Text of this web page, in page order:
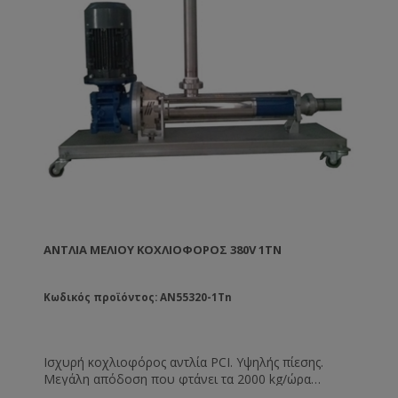
ΑΝΤΛΊΑ ΜΕΛΙΟΎ ΚΟΧΛΙΟΦΌΡΟΣ 380V 1TN
Κωδικός προϊόντος: AN55320-1Tn
Ισχυρή κοχλιοφόρος αντλία PCI. Υψηλής πίεσης.
Μεγάλη απόδοση που φτάνει τα 2000 kg/ώρα